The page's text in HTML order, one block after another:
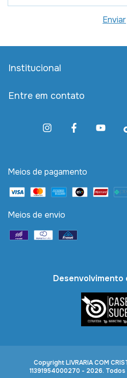
Institucional
Entre em contato
Meios de pagamento
Meios de envio
Desenvolvimento
Copyright LIVRARIA COM
11391954000270 - 2026.